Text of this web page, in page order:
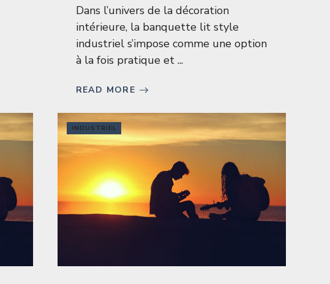
Dans l’univers de la décoration
intérieure, la banquette lit style
industriel s’impose comme une option
à la fois pratique et ...
READ MORE
INDUSTRIEL